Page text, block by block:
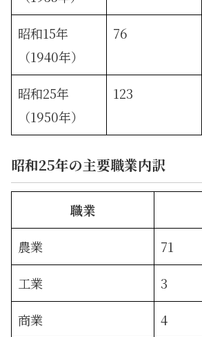
昭和15年
（1940年）
76
昭和25年
（1950年）
123
昭和25年の主要職業内訳
職業
農業 71
工業 3
商業 4